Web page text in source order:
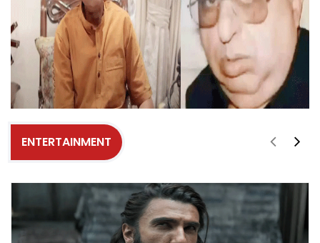
ENTERTAINMENT